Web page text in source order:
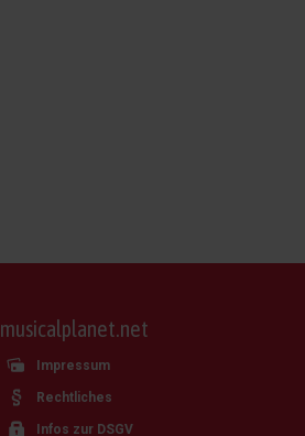
musicalplanet.net
Impressum
Rechtliches
Infos zur DSGV